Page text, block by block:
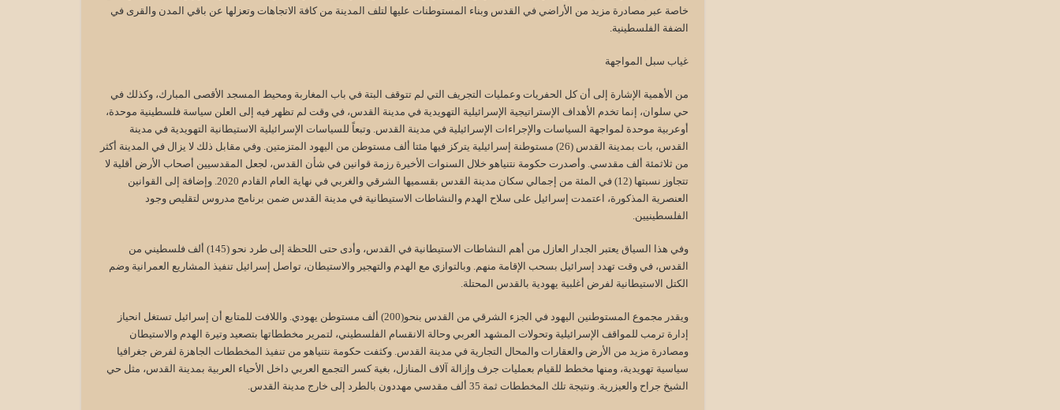
خاصة عبر مصادرة مزيد من الأراضي في القدس وبناء المستوطنات عليها لتلف المدينة من كافة الاتجاهات وتعزلها عن باقي المدن والقرى في
الضفة الفلسطينية.
غياب سبل المواجهة
من الأهمية الإشارة إلى أن كل الحفريات وعمليات التجريف التي لم تتوقف البتة في باب المغاربة ومحيط المسجد الأقصى المبارك، وكذلك في
حي سلوان، إنما تخدم الأهداف الإستراتيجية الإسرائيلية التهويدية في مدينة القدس، في وقت لم تظهر فيه إلى العلن سياسة فلسطينية موحدة،
أوعربية موحدة لمواجهة السياسات والإجراءات الإسرائيلية في مدينة القدس. وتبعاً للسياسات الإسرائيلية الاستيطانية التهويدية في مدينة
القدس، بات بمدينة القدس (26) مستوطنة إسرائيلية يتركز فيها مئتا ألف مستوطن من اليهود المتزمتين. وفي مقابل ذلك لا يزال في المدينة أكثر
من ثلاثمئة ألف مقدسي. وأصدرت حكومة نتنياهو خلال السنوات الأخيرة رزمة قوانين في شأن القدس، لجعل المقدسيين أصحاب الأرض أقلية لا
تتجاوز نسبتها (12) في المئة من إجمالي سكان مدينة القدس بقسميها الشرقي والغربي في نهاية العام القادم 2020. وإضافة إلى القوانين
العنصرية المذكورة، اعتمدت إسرائيل على سلاح الهدم والنشاطات الاستيطانية في مدينة القدس ضمن برنامج مدروس لتقليص وجود
الفلسطينيين.
وفي هذا السياق يعتبر الجدار العازل من أهم النشاطات الاستيطانية في القدس، وأدى حتى اللحظة إلى طرد نحو (145) ألف فلسطيني من
القدس، في وقت تهدد إسرائيل بسحب الإقامة منهم. وبالتوازي مع الهدم والتهجير والاستيطان، تواصل إسرائيل تنفيذ المشاريع العمرانية وضم
الكتل الاستيطانية لفرض أغلبية يهودية بالقدس المحتلة.
ويقدر مجموع المستوطنين اليهود في الجزء الشرقي من القدس بنحو(200) ألف مستوطن يهودي. واللافت للمتابع أن إسرائيل تستغل انحياز
إدارة ترمب للمواقف الإسرائيلية وتحولات المشهد العربي وحالة الانقسام الفلسطيني، لتمرير مخططاتها بتصعيد وتيرة الهدم والاستيطان
ومصادرة مزيد من الأرض والعقارات والمحال التجارية في مدينة القدس. وكثفت حكومة نتنياهو من تنفيذ المخططات الجاهزة لفرض جغرافيا
سياسية تهويدية، ومنها مخطط للقيام بعمليات جرف وإزالة آلاف المنازل، بغية كسر التجمع العربي داخل الأحياء العربية بمدينة القدس، مثل حي
الشيخ جراح والعيزرية. ونتيجة تلك المخططات ثمة 35 ألف مقدسي مهددون بالطرد إلى خارج مدينة القدس.